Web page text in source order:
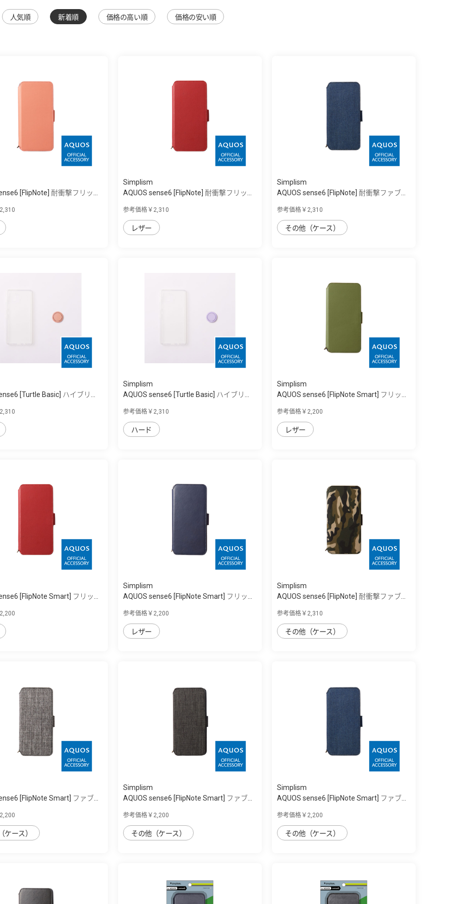
人気順 新着順 価格の高い順 価格の安い順
[FlipNote] 耐衝撃フリッ...
Simplism
AQUOS sense6 [FlipNote] 耐衝撃フリッ...
参考価格￥2,310
レザー
Simplism
AQUOS sense6 [FlipNote] 耐衝撃ファブ...
参考価格￥2,310
その他（ケース）
[Turtle Basic] ハイブリ...
Simplism
AQUOS sense6 [Turtle Basic] ハイブリ...
参考価格￥2,310
ハード
Simplism
AQUOS sense6 [FlipNote Smart] フリッ...
参考価格￥2,200
レザー
[FlipNote Smart] フリッ...
Simplism
AQUOS sense6 [FlipNote Smart] フリッ...
参考価格￥2,200
レザー
Simplism
AQUOS sense6 [FlipNote] 耐衝撃ファブ...
参考価格￥2,310
その他（ケース）
[FlipNote Smart] ファブ...
ケース）
Simplism
AQUOS sense6 [FlipNote Smart] ファブ...
参考価格￥2,200
その他（ケース）
Simplism
AQUOS sense6 [FlipNote Smart] ファブ...
参考価格￥2,200
その他（ケース）